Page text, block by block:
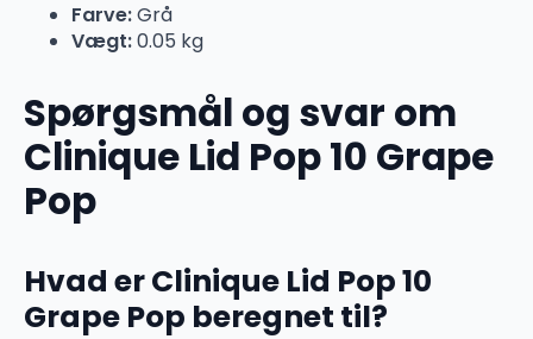
Farve:Grå
Vægt:0.05 kg
Spørgsmål og svar om
Clinique Lid Pop 10 Grape
Pop
Hvad er Clinique Lid Pop 10
Grape Pop beregnet til?